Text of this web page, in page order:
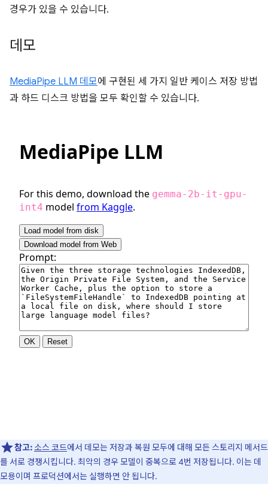
경우가 있을 수 있습니다.
데모
MediaPipe LLM 데모에 구현된 세 가지 일반 케이스 저장 방법
과 하드 디스크 방법을 모두 확인할 수 있습니다.
참고:소스 코드에서 데모는 저장과 복원 모두에 대해 모든 스토리지 메서드
를 서로 경쟁시킵니다. 최악의 경우 모델이 중복으로 4번 저장됩니다. 이는 데
모용이며 프로덕션에서는 실행하면 안 됩니다.